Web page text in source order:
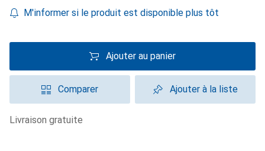
M'informer si le produit est disponible plus tôt
Ajouter au panier
Comparer Ajouter à la liste
livraison gratuite